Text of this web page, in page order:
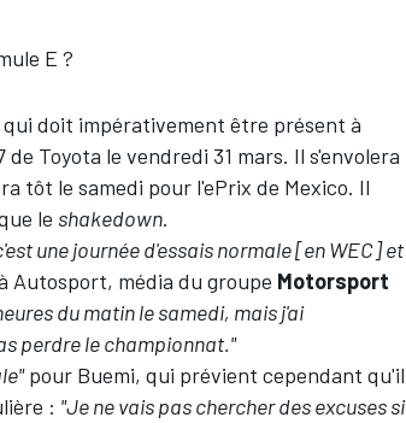
E ?
doit impérativement être présent à
Toyota le vendredi 31 mars. Il s'envolera
tôt le samedi pour l'ePrix de Mexico. Il
le shakedown.
une journée d'essais normale [en WEC] et
Autosport, média du groupe Motorsport
du matin le samedi, mais j'ai
perdre le championnat."
pour Buemi, qui prévient cependant qu'il
: "Je ne vais pas chercher des excuses si